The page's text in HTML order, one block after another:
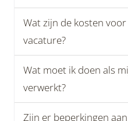
Wat zijn de kosten
vacature?
Wat moet ik doen als
verwerkt?
Zijn er beperkingen